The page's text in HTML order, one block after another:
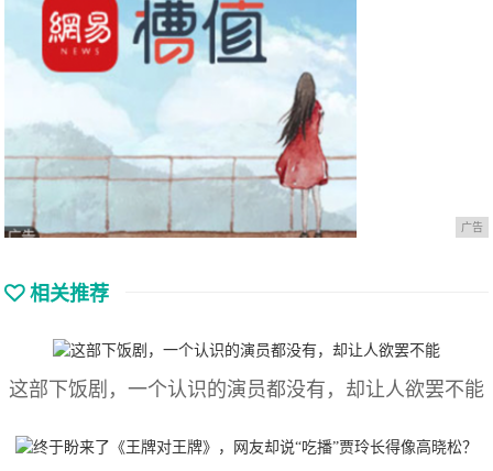
广告
相关推荐
这部下饭剧，一个认识的演员都没有，却让人欲罢不能